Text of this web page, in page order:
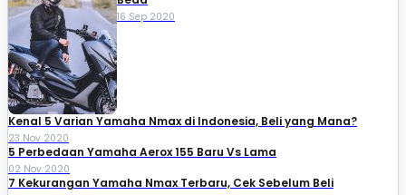
16 Sep 2020
Kenal 5 Varian Yamaha Nmax di Indonesia, Beli yang Mana?
23 Nov 2020
5 Perbedaan Yamaha Aerox 155 Baru Vs Lama
02 Nov 2020
7 Kekurangan Yamaha Nmax Terbaru, Cek Sebelum Beli